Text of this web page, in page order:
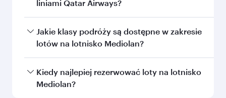
liniami Qatar Airways?
Na lotnisko możesz dolecieć
liniamiMediolanQatar Airways bezpośrednio.
przesiadką na międzynarodowym lotnisku
Hamad.
Jakie klasy podróży są dostępne w zakresie
lotów na lotnisko Mediolan?
Dostępność klas podróży zależy od trasy i danej
linii lotniczej. W przypadku lotów
Kiedy najlepiej rezerwować loty na lotnisko
Mediolan?